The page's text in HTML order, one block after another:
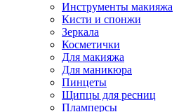
Инструменты макияжа
Кисти и спонжи
Зеркала
Косметички
Для макияжа
Для маникюра
Пинцеты
Щипцы для ресниц
Пламперсы